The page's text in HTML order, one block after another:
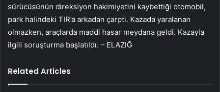
sürücüsünün direksiyon hakimiyetini kaybettiği otomobil,
park halindeki TIR’a arkadan çarptı. Kazada yaralanan
olmazken, araçlarda maddi hasar meydana geldi. Kazayla
ilgili soruşturma başlatıldı. – ELAZIĞ
Related Articles